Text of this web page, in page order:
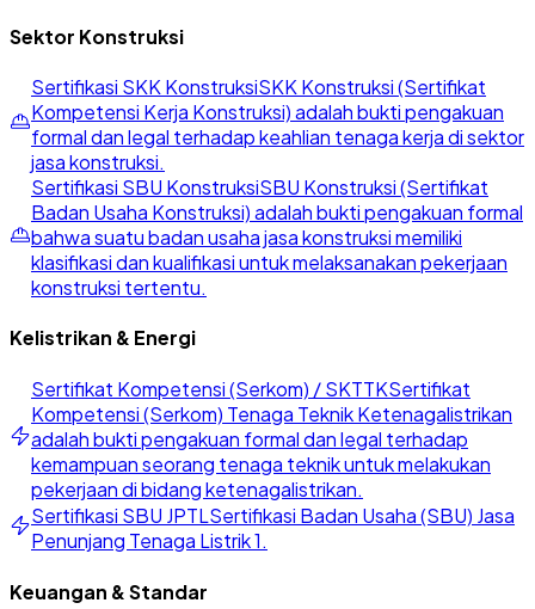
Sektor Konstruksi
Sertifikasi SKK KonstruksiSKK Konstruksi (Sertifikat
Kompetensi Kerja Konstruksi) adalah bukti pengakuan
formal dan legal terhadap keahlian tenaga kerja di sektor
jasa konstruksi.
Sertifikasi SBU KonstruksiSBU Konstruksi (Sertifikat
Badan Usaha Konstruksi) adalah bukti pengakuan formal
bahwa suatu badan usaha jasa konstruksi memiliki
klasifikasi dan kualifikasi untuk melaksanakan pekerjaan
konstruksi tertentu.
Kelistrikan & Energi
Sertifikat Kompetensi (Serkom) / SKTTKSertifikat
Kompetensi (Serkom) Tenaga Teknik Ketenagalistrikan
adalah bukti pengakuan formal dan legal terhadap
kemampuan seorang tenaga teknik untuk melakukan
pekerjaan di bidang ketenagalistrikan.
Sertifikasi SBU JPTLSertifikasi Badan Usaha (SBU) Jasa
Penunjang Tenaga Listrik 1.
Keuangan & Standar